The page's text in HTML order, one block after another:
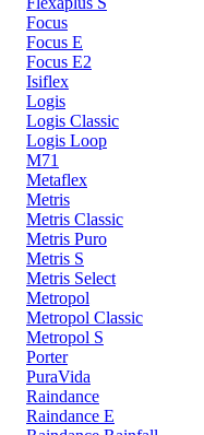
Focus
Focus E
Focus E2
Isiflex
Logis
Logis Classic
Logis Loop
M71
Metaflex
Metris
Metris Classic
Metris Puro
Metris S
Metris Select
Metropol
Metropol Classic
Metropol S
Porter
PuraVida
Raindance
Raindance E